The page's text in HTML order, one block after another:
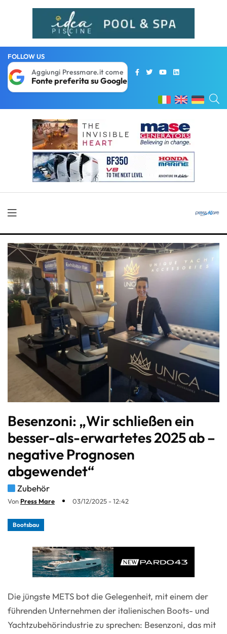
FOLLOW US
Aggiungi Pressmare.it come
Fonte preferita su Google
Besenzoni: „Wir schließen ein
besser-als-erwartetes 2025 ab –
negative Prognosen
abgewendet“
Zubehör
Von Press Mare 03/12/2025 - 12:42
Bootsbau
Die jüngste METS bot die Gelegenheit, mit einem der
führenden Unternehmen der italienischen Boots- und
Yachtzubehörindustrie zu sprechen: Besenzoni, das mit